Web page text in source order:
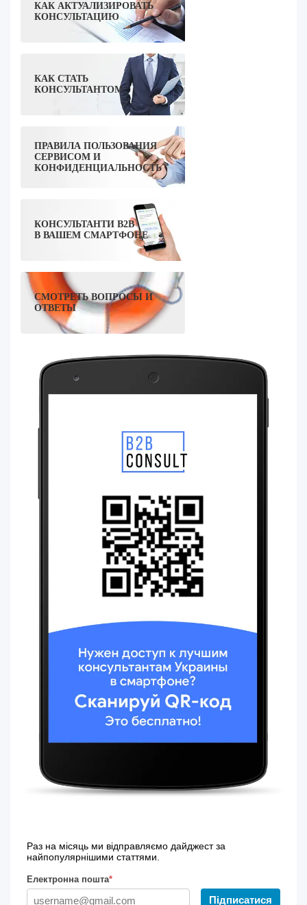
КАК АКТУАЛИЗИРОВАТЬ
КОНСУЛЬТАЦИЮ
КАК СТАТЬ
КОНСУЛЬТАНТОМ
ПРАВИЛА ПОЛЬЗОВАНИЯ
СЕРВИСОМ И
КОНФИДЕНЦИАЛЬНОСТЬ
КОНСУЛЬТАНТИ B2B
В ВАШЕМ СМАРТФОНЕ
СМОТРЕТЬ ВОПРОСЫ И
ОТВЕТЫ
Раз на місяць ми відправляємо дайджест за
найпопулярнішими статтями.
Електронна пошта*
Підписатися